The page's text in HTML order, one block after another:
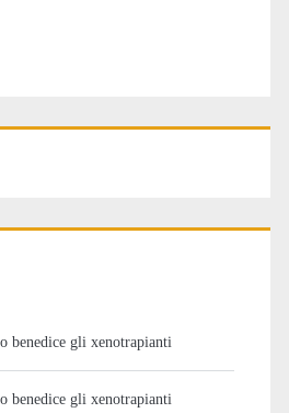
benedice gli xenotrapianti
benedice gli xenotrapianti